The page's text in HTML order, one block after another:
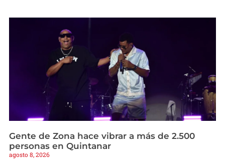
Gente de Zona hace vibrar a más de 2.500
personas en Quintanar
agosto 8, 2026